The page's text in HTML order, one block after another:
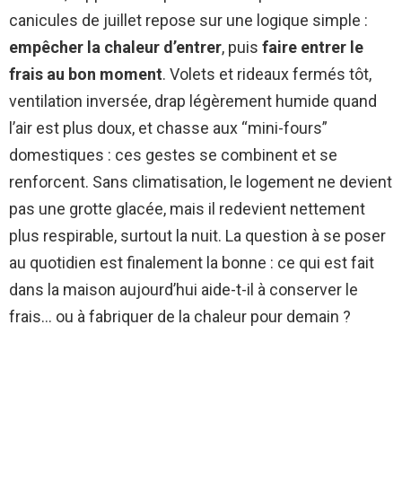
canicules de juillet repose sur une logique simple :
empêcher la chaleur d’entrer, puis faire entrer le
frais au bon moment. Volets et rideaux fermés tôt,
ventilation inversée, drap légèrement humide quand
l’air est plus doux, et chasse aux “mini-fours”
domestiques : ces gestes se combinent et se
renforcent. Sans climatisation, le logement ne devient
pas une grotte glacée, mais il redevient nettement
plus respirable, surtout la nuit. La question à se poser
au quotidien est finalement la bonne : ce qui est fait
dans la maison aujourd’hui aide-t-il à conserver le
frais… ou à fabriquer de la chaleur pour demain ?